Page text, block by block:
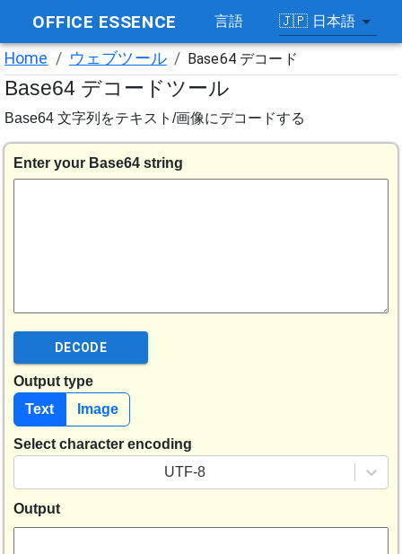
OFFICE ESSENCE 言語 🇯🇵 日本語
Home / ウェブツール / Base64 デコード
Base64 デコードツール
Base64 文字列をテキスト/画像にデコードする
Enter your Base64 string
DECODE
Output type
Text
Image
Select character encoding
UTF-8
Output